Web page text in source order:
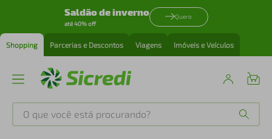
Saldão de inverno
até 40% off
Quero
Shopping Parcerias e Descontos Viagens Imóveis e Veículos
O que você está procurando?